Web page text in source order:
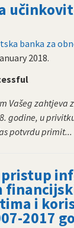
banka za
2018.
Vašeg
godine, u
potvrdu primit...
i
2017